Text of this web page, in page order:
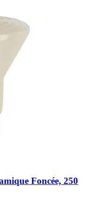
Foncée, 250